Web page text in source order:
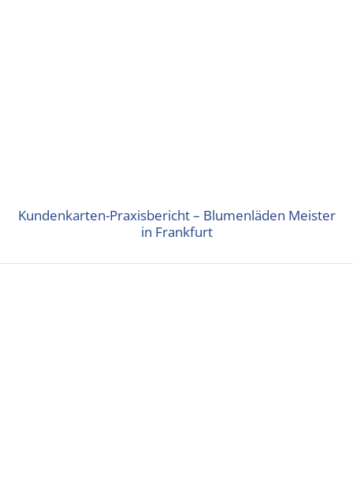
Kundenkarten-Praxisbericht – Blumenläden Meister
in Frankfurt